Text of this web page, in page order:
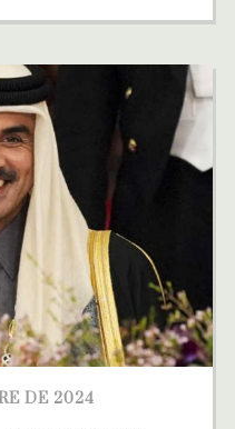
DE 2024